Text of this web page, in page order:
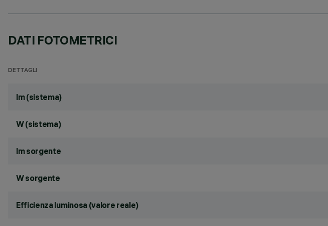
DATI FOTOMETRICI
DETTAGLI
lm (sistema)
W (sistema)
lm sorgente
W sorgente
Efficienza luminosa (valore reale)